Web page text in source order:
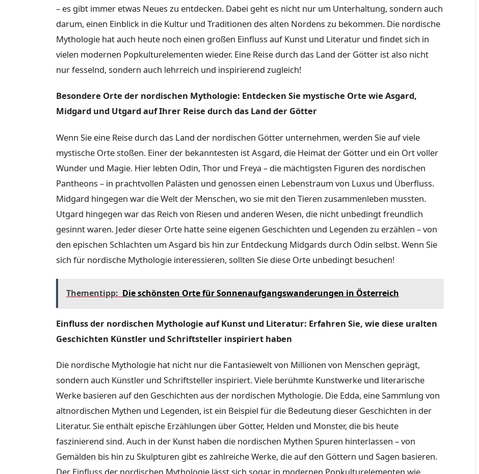
– es gibt immer etwas Neues zu entdecken. Dabei geht es nicht nur um Unterhaltung, sondern auch
darum, einen Einblick in die Kultur und Traditionen des alten Nordens zu bekommen. Die nordische
Mythologie hat auch heute noch einen großen Einfluss auf Kunst und Literatur und findet sich in
vielen modernen Popkulturelementen wieder. Eine Reise durch das Land der Götter ist also nicht
nur fesselnd, sondern auch lehrreich und inspirierend zugleich!
Besondere Orte der nordischen Mythologie: Entdecken Sie mystische Orte wie Asgard,
Midgard und Utgard auf Ihrer Reise durch das Land der Götter
Wenn Sie eine Reise durch das Land der nordischen Götter unternehmen, werden Sie auf viele
mystische Orte stoßen. Einer der bekanntesten ist Asgard, die Heimat der Götter und ein Ort voller
Wunder und Magie. Hier lebten Odin, Thor und Freya – die mächtigsten Figuren des nordischen
Pantheons – in prachtvollen Palästen und genossen einen Lebenstraum von Luxus und Überfluss.
Midgard hingegen war die Welt der Menschen, wo sie mit den Tieren zusammenleben mussten.
Utgard hingegen war das Reich von Riesen und anderen Wesen, die nicht unbedingt freundlich
gesinnt waren. Jeder dieser Orte hatte seine eigenen Geschichten und Legenden zu erzählen – von
den epischen Schlachten um Asgard bis hin zur Entdeckung Midgards durch Odin selbst. Wenn Sie
sich für nordische Mythologie interessieren, sollten Sie diese Orte unbedingt besuchen!
Thementipp: Die schönsten Orte für Sonnenaufgangswanderungen in Österreich
Einfluss der nordischen Mythologie auf Kunst und Literatur: Erfahren Sie, wie diese uralten
Geschichten Künstler und Schriftsteller inspiriert haben
Die nordische Mythologie hat nicht nur die Fantasiewelt von Millionen von Menschen geprägt,
sondern auch Künstler und Schriftsteller inspiriert. Viele berühmte Kunstwerke und literarische
Werke basieren auf den Geschichten aus der nordischen Mythologie. Die Edda, eine Sammlung von
altnordischen Mythen und Legenden, ist ein Beispiel für die Bedeutung dieser Geschichten in der
Literatur. Sie enthält epische Erzählungen über Götter, Helden und Monster, die bis heute
faszinierend sind. Auch in der Kunst haben die nordischen Mythen Spuren hinterlassen – von
Gemälden bis hin zu Skulpturen gibt es zahlreiche Werke, die auf den Göttern und Sagen basieren.